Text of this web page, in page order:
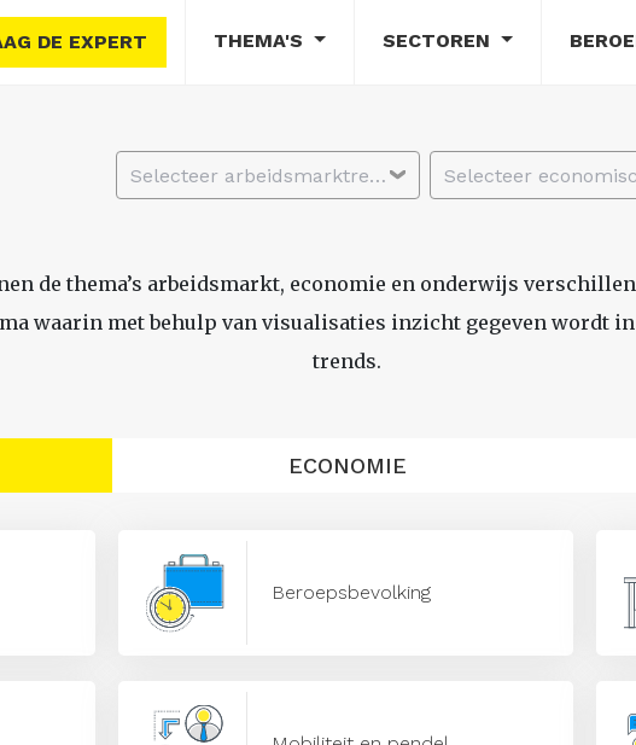
DE EXPERT THEMA'S SECTOREN
Selecteer arbeidsmarktregio
de thema’s arbeidsmarkt, economie en onderwijs
waarin met behulp van visualisaties inzicht gegeven wordt
trends.
ECONOMIE
Beroepsbevolking